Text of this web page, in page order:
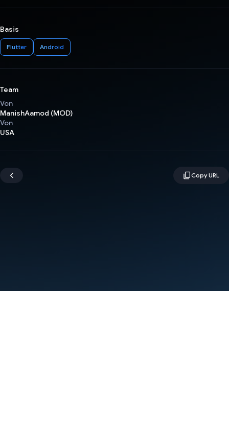
Basis
Flutter Android
Team
Von
ManishAamod (MOD)
Von
USA